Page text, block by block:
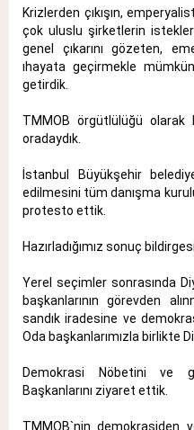
Krizlerden çıkışın,
çok uluslu şirketlerin
genel çıkarını gözeten,
ıhayata geçirmekle
getirdik.
TMMOB örgütlülüğü
oradaydık.
İstanbul Büyükşehir
edilmesini tüm danışma
protesto ettik.
Hazırladığımız sonuç
Yerel seçimler sonrasında
başkanlarının görevden
sandık iradesine ve
Oda başkanlarımızla birlikte
Demokrasi Nöbetini ve
Başkanlarını ziyaret ettik.
TMMOB`nin demokrasiden